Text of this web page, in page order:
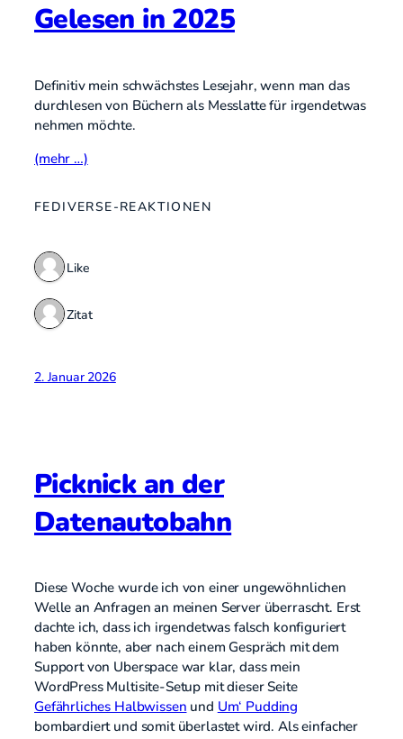
Gelesen in 2025
Definitiv mein schwächstes Lesejahr, wenn man das
durchlesen von Büchern als Messlatte für irgendetwas
nehmen möchte.
(mehr …)
FEDIVERSE-REAKTIONEN
1 Like
1 Zitat
2. Januar 2026
Picknick an der
Datenautobahn
Diese Woche wurde ich von einer ungewöhnlichen
Welle an Anfragen an meinen Server überrascht. Erst
dachte ich, dass ich irgendetwas falsch konfiguriert
haben könnte, aber nach einem Gespräch mit dem
Support von Uberspace war klar, dass mein
WordPress Multisite-Setup mit dieser Seite
Gefährliches Halbwissen und Um‘ Pudding
bombardiert und somit überlastet wird. Als einfacher